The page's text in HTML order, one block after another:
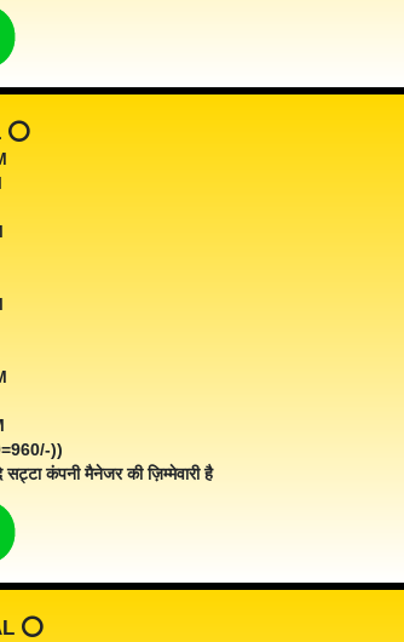
⭕️
))
कंपनी मैनेजर की ज़िम्मेवारी है
⭕️